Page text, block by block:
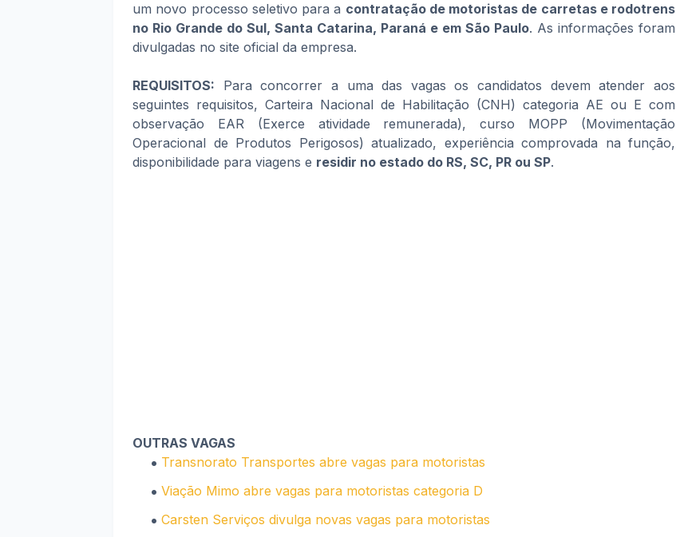
um novo processo seletivo para a contratação de motoristas de carretas e rodotrens
no Rio Grande do Sul, Santa Catarina, Paraná e em São Paulo. As informações foram
divulgadas no site oficial da empresa.
REQUISITOS: Para concorrer a uma das vagas os candidatos devem atender aos
seguintes requisitos, Carteira Nacional de Habilitação (CNH) categoria AE ou E com
observação EAR (Exerce atividade remunerada), curso MOPP (Movimentação
Operacional de Produtos Perigosos) atualizado, experiência comprovada na função,
disponibilidade para viagens e residir no estado do RS, SC, PR ou SP.
OUTRAS VAGAS
Transnorato Transportes abre vagas para motoristas
Viação Mimo abre vagas para motoristas categoria D
Carsten Serviços divulga novas vagas para motoristas